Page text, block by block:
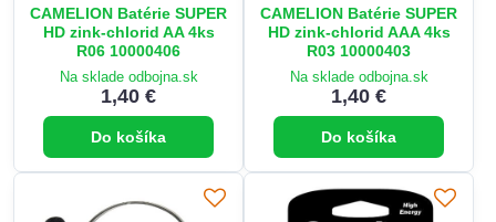
CAMELION Batérie SUPER
HD zink-chlorid AA 4ks
R06 10000406
Na sklade odbojna.sk
1,40 €
Do košíka
CAMELION Batérie SUPER
HD zink-chlorid AAA 4ks
R03 10000403
Na sklade odbojna.sk
1,40 €
Do košíka